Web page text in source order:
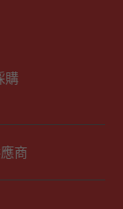
購
商